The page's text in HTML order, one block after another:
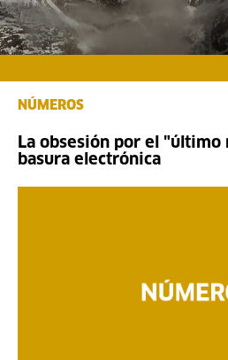
NÚMEROS
La obsesión por el "último
basura electrónica